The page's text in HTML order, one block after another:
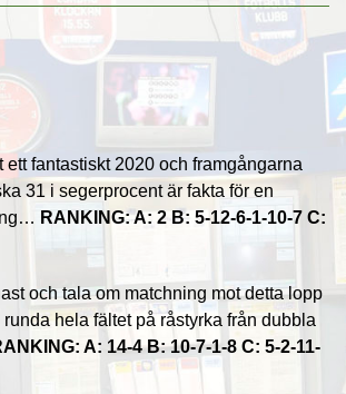
fantastiskt 2020 och framgångarna
31 i segerprocent är fakta för en
RANKING: A: 2 B: 5-12-6-1-10-7 C:
och tala om matchning mot detta lopp
hela fältet på råstyrka från dubbla
A: 14-4 B: 10-7-1-8 C: 5-2-11-